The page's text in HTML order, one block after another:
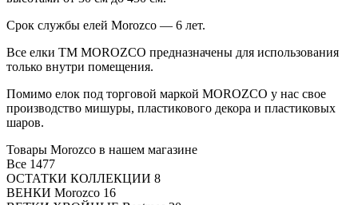
Срок службы елей Morozco — 6 лет.
Все елки ТМ MOROZCO предназначены для использования
только внутри помещения.
Помимо елок под торговой маркой MOROZCO у нас свое
производство мишуры, пластикового декора и пластиковых
шаров.
Товары Morozco в нашем магазине
Все 1477
ОСТАТКИ КОЛЛЕКЦИИ 8
ВЕНКИ Morozco 16